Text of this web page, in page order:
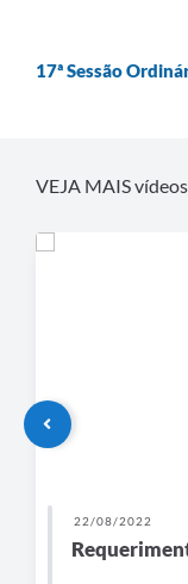
17ª Sessão
VEJA MAIS
22/08/2022